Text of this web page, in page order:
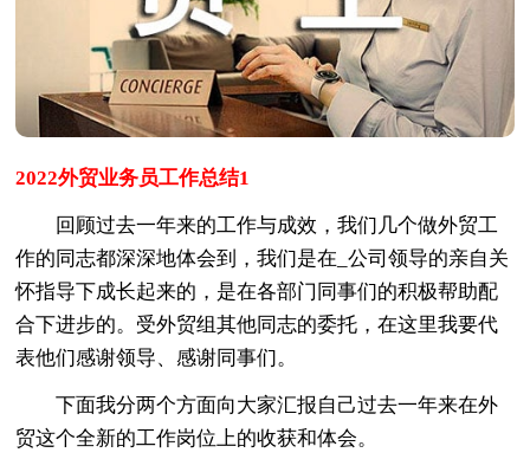
2022外贸业务员工作总结1
回顾过去一年来的工作与成效，我们几个做外贸工
作的同志都深深地体会到，我们是在_公司领导的亲自关
怀指导下成长起来的，是在各部门同事们的积极帮助配
合下进步的。受外贸组其他同志的委托，在这里我要代
表他们感谢领导、感谢同事们。
下面我分两个方面向大家汇报自己过去一年来在外
贸这个全新的工作岗位上的收获和体会。